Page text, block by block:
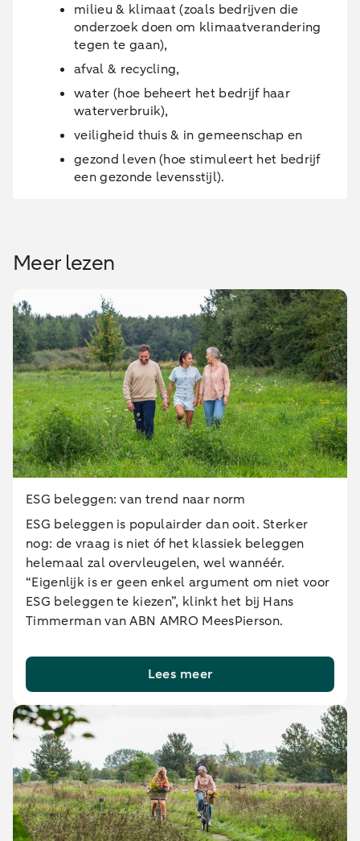
milieu & klimaat (zoals bedrijven die
onderzoek doen om klimaatverandering
tegen te gaan),
afval & recycling,
water (hoe beheert het bedrijf haar
waterverbruik),
veiligheid thuis & in gemeenschap en
gezond leven (hoe stimuleert het bedrijf
een gezonde levensstijl).
Meer lezen
ESG beleggen: van trend naar norm
ESG beleggen is populairder dan ooit. Sterker
nog: de vraag is niet óf het klassiek beleggen
helemaal zal overvleugelen, wel wannéér.
“Eigenlijk is er geen enkel argument om niet voor
ESG beleggen te kiezen”, klinkt het bij Hans
Timmerman van ABN AMRO MeesPierson.
Lees meer